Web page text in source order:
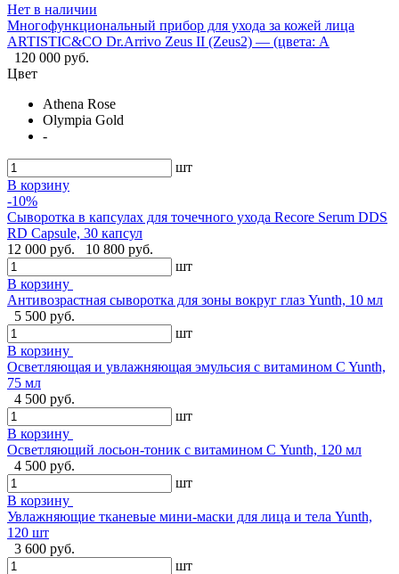
Нет в наличии
Многофункциональный прибор для ухода за кожей лица
ARTISTIC&CO Dr.Arrivo Zeus II (Zeus2) — (цвета: A
120 000 руб.
Цвет
Athena Rose
Olympia Gold
-
шт
В корзину
-10%
Сыворотка в капсулах для точечного ухода Recore Serum DDS
RD Capsule, 30 капсул
12 000 руб.
10 800 руб.
шт
В корзину
Антивозрастная сыворотка для зоны вокруг глаз Yunth, 10 мл
5 500 руб.
шт
В корзину
Осветляющая и увлажняющая эмульсия с витамином C Yunth,
75 мл
4 500 руб.
шт
В корзину
Осветляющий лосьон-тоник с витамином С Yunth, 120 мл
4 500 руб.
шт
В корзину
Увлажняющие тканевые мини-маски для лица и тела Yunth,
120 шт
3 600 руб.
шт